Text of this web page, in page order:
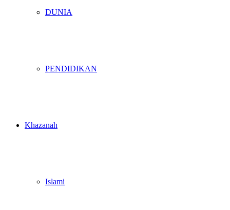
DUNIA
PENDIDIKAN
Khazanah
Islami